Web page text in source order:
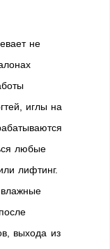
не
иглы на
любые
лифтинг.
влажные
выхода из